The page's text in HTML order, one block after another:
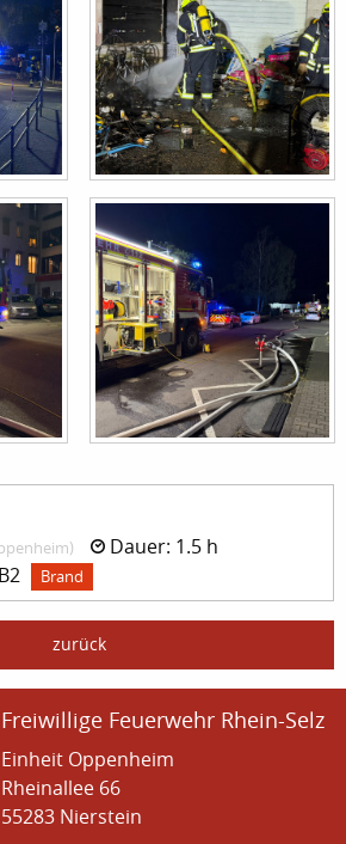
Dauer: 1.5 h
Brand
zurück
Freiwillige Feuerwehr Rhein-Selz
Einheit Oppenheim
Rheinallee 66
55283 Nierstein